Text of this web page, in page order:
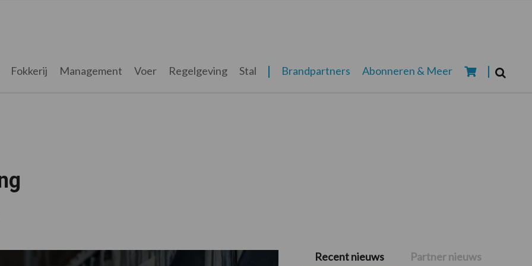
Fokkerij Management Voer Regelgeving Stal Brandpartners Abonneren & Meer
Primaire
Recent nieuws Partner nieuws